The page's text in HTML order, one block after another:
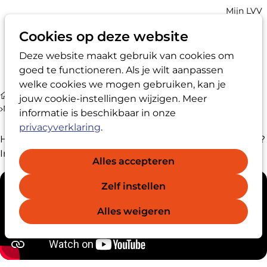
Cookies op deze website
Deze website maakt gebruik van cookies om
goed te functioneren. Als je wilt aanpassen
welke cookies we mogen gebruiken, kan je
jouw cookie-instellingen wijzigen. Meer
informatie is beschikbaar in onze
privacyverklaring.
Alles accepteren
Zelf instellen
Alles weigeren
Zoek
Account
Mijn LVV
Media
Movie how to become a LVV-registered confidential advisor
How to become a LVV-registered confidential advisor
?
In this video, we give a clear explanation.